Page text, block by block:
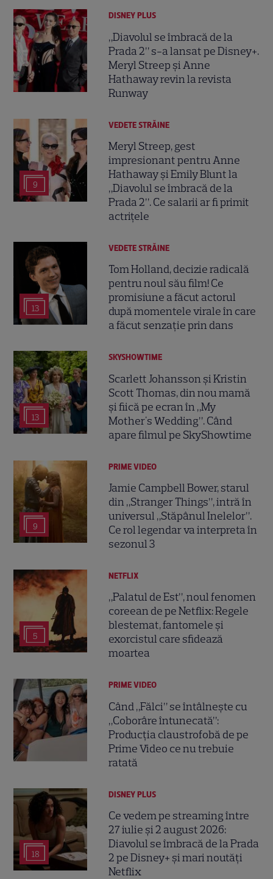
DISNEY PLUS
„Diavolul se îmbracă de la
Prada 2” s-a lansat pe Disney+.
Meryl Streep și Anne
Hathaway revin la revista
Runway
9
VEDETE STRĂINE
Meryl Streep, gest
impresionant pentru Anne
Hathaway și Emily Blunt la
„Diavolul se îmbracă de la
Prada 2”. Ce salarii ar fi primit
actrițele
13
VEDETE STRĂINE
Tom Holland, decizie radicală
pentru noul său film! Ce
promisiune a făcut actorul
după momentele virale în care
a făcut senzație prin dans
13
SKYSHOWTIME
Scarlett Johansson și Kristin
Scott Thomas, din nou mamă
și fiică pe ecran în „My
Mother's Wedding”. Când
apare filmul pe SkyShowtime
9
PRIME VIDEO
Jamie Campbell Bower, starul
din „Stranger Things”, intră în
universul „Stăpânul Inelelor”.
Ce rol legendar va interpreta în
sezonul 3
5
NETFLIX
„Palatul de Est”, noul fenomen
coreean de pe Netflix: Regele
blestemat, fantomele și
exorcistul care sfidează
moartea
PRIME VIDEO
Când „Fălci” se întâlnește cu
„Coborâre întunecată”:
Producția claustrofobă de pe
Prime Video ce nu trebuie
ratată
18
DISNEY PLUS
Ce vedem pe streaming între
27 iulie și 2 august 2026:
Diavolul se îmbracă de la Prada
2 pe Disney+ și mari noutăți
Netflix